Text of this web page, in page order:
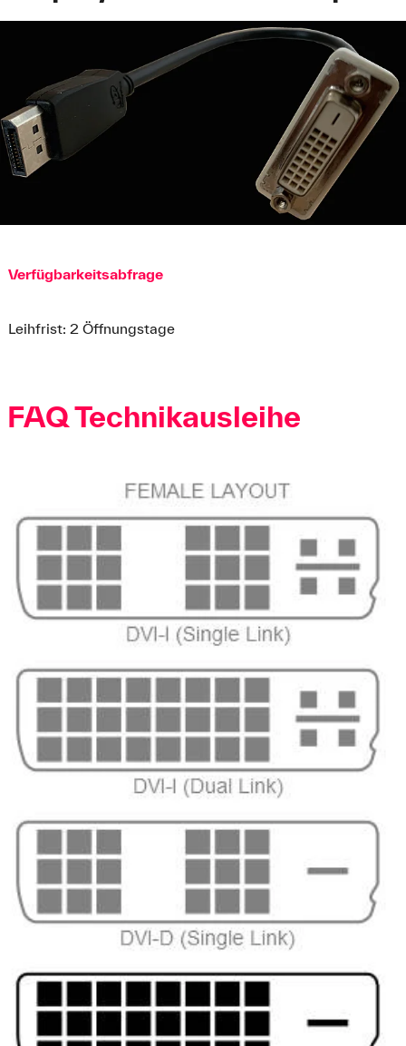
Verfügbarkeitsabfrage
Leihfrist: 2 Öffnungstage
FAQ Technikausleihe